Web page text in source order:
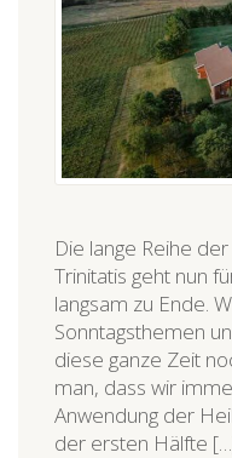
Die lange Reihe
Trinitatis geht nun
langsam zu Ende.
Sonntagsthemen
diese ganze Zeit
man, dass wir
Anwendung der
der ersten Hälfte